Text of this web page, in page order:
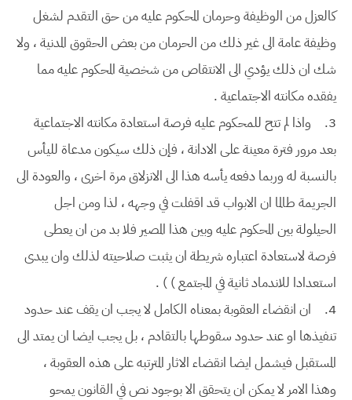
كالعزل من الوظيفة وحرمان المحكوم عليه من حق التقدم لشغل
وظيفة عامة الى غير ذلك من الحرمان من بعض الحقوق المدنية ، ولا
شك ان ذلك يؤدي الى الانتقاص من شخصية المحكوم عليه مما
يفقده مكانته الاجتماعية .
3.
واذا لم تتح للمحكوم عليه فرصة استعادة مكانته الاجتماعية
بعد مرور فترة معينة على الادانة ، فإن ذلك سيكون مدعاة لليأس
بالنسبة له وربما دفعه يأسه هذا الى الانزلاق مرة اخرى ، والعودة الى
الجريمة طالما ان الابواب قد اقفلت في وجهه ، لذا ومن اجل
الحيلولة بين المحكوم عليه وبين هذا المصير فلا بد من ان يعطى
فرصة لاستعادة اعتباره شريطة ان يثبت صلاحيته لذلك وان يبدى
استعدادا للاندماد ثانية في المجتمع ) ) .
4.
ان انقضاء العقوبة بمعناه الكامل لا يجب ان يقف عند حدود
تنفيذها او عند حدود سقوطها بالتقادم ، بل يجب ايضا ان يمتد الى
المستقبل فيشمل ايضا انقضاء الاثار المترتبه على هذه العقوبة ،
وهذا الامر لا يمكن ان يتحقق الا بوجود نص في القانون يمحو